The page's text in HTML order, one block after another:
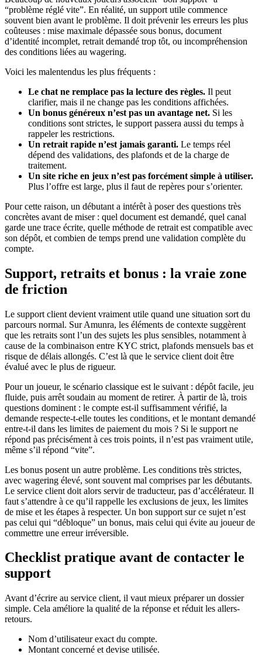
“problème réglé vite”. En réalité, un support utile commence
souvent bien avant le problème. Il doit prévenir les erreurs les plus
coûteuses : mise maximale dépassée sous bonus, document
d’identité incomplet, retrait demandé trop tôt, ou incompréhension
des conditions liées au wagering.
Voici les malentendus les plus fréquents :
Le chat ne remplace pas la lecture des règles. Il peut
clarifier, mais il ne change pas les conditions affichées.
Un bonus généreux n’est pas un avantage net. Si les
conditions sont strictes, le support passera aussi du temps à
rappeler les restrictions.
Un retrait rapide n’est jamais garanti. Le temps réel
dépend des validations, des plafonds et de la charge de
traitement.
Un site riche en jeux n’est pas forcément simple à utiliser.
Plus l’offre est large, plus il faut de repères pour s’orienter.
Pour cette raison, un débutant a intérêt à poser des questions très
concrètes avant de miser : quel document est demandé, quel canal
garde une trace écrite, quelle méthode de retrait est compatible avec
son dépôt, et combien de temps prend une validation complète du
compte.
Support, retraits et bonus : la vraie zone
de friction
Le support client devient vraiment utile quand une situation sort du
parcours normal. Sur Amunra, les éléments de contexte suggèrent
que les retraits sont l’un des sujets les plus sensibles, notamment à
cause de la combinaison entre KYC strict, plafonds mensuels bas et
risque de délais allongés. C’est là que le service client doit être
évalué avec le plus de rigueur.
Pour un joueur, le scénario classique est le suivant : dépôt facile, jeu
fluide, puis arrêt soudain au moment de retirer. À partir de là, trois
questions dominent : le compte est-il suffisamment vérifié, la
demande respecte-t-elle toutes les conditions, et le montant demandé
entre-t-il dans les limites de paiement du mois ? Si le support ne
répond pas précisément à ces trois points, il n’est pas vraiment utile,
même s’il répond “vite”.
Les bonus posent un autre problème. Les conditions très strictes,
avec wagering élevé, sont souvent mal comprises par les débutants.
Le service client doit alors servir de traducteur, pas d’accélérateur. Il
faut s’attendre à ce qu’il rappelle les exclusions de jeux, les limites
de mise et les étapes à respecter. Un bon support sur ce sujet n’est
pas celui qui “débloque” un bonus, mais celui qui évite au joueur de
commettre une erreur irréversible.
Checklist pratique avant de contacter le
support
Avant d’écrire au service client, il vaut mieux préparer un dossier
simple. Cela améliore la qualité de la réponse et réduit les allers-
retours.
Nom d’utilisateur exact du compte.
Montant concerné et devise utilisée.